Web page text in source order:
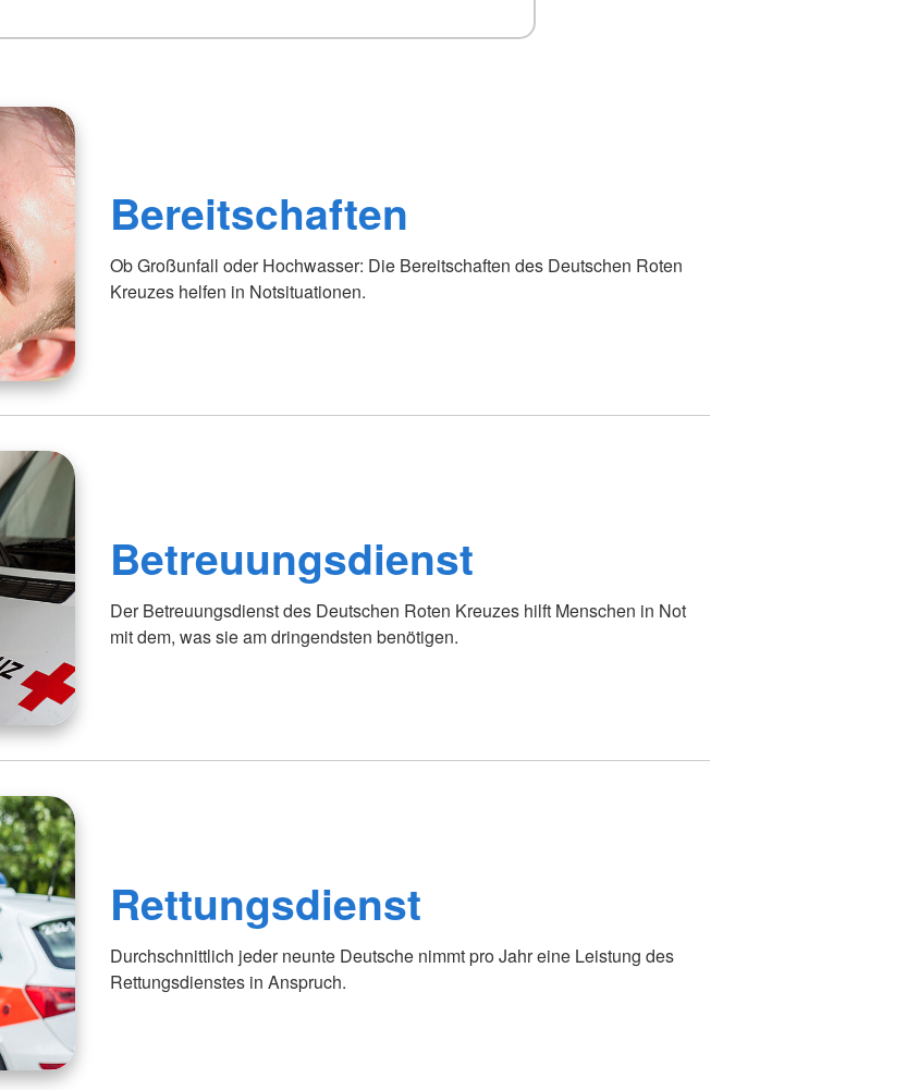
Bereitschaften
Ob Großunfall oder Hochwasser: Die Bereitschaften des Deutschen Roten
Kreuzes helfen in Notsituationen.
Betreuungsdienst
Der Betreuungsdienst des Deutschen Roten Kreuzes hilft Menschen in Not
mit dem, was sie am dringendsten benötigen.
Rettungsdienst
Durchschnittlich jeder neunte Deutsche nimmt pro Jahr eine Leistung des
Rettungsdienstes in Anspruch.